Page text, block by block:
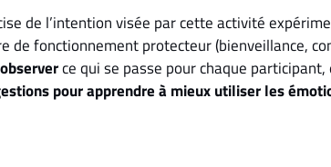
de l’intention visée par cette activité
de fonctionnement protecteur (bienveillance,
observerce qui se passe pour chaque
pour apprendre à mieux utiliser les